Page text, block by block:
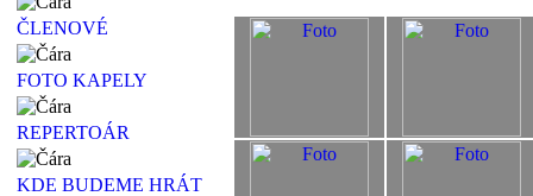
ČLENOVÉ
FOTO KAPELY
REPERTOÁR
KDE BUDEME HRÁT